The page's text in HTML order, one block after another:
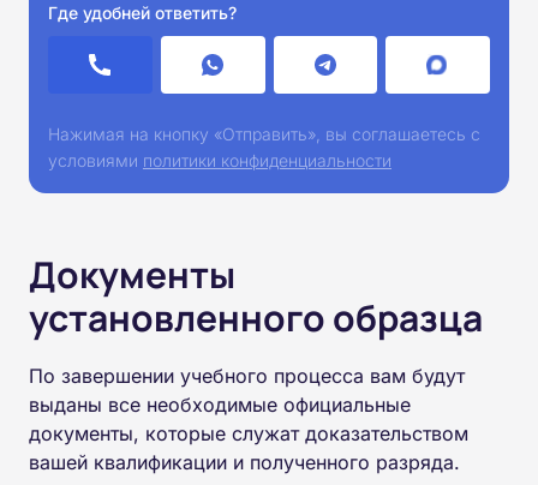
Где удобней ответить?
Нажимая на кнопку «Отправить», вы соглашаетесь с
условиями политики конфиденциальности
Документы
установленного образца
По завершении учебного процесса вам будут
выданы все необходимые официальные
документы, которые служат доказательством
вашей квалификации и полученного разряда.